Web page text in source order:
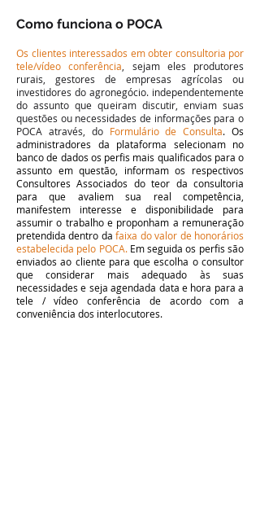
Como funciona o POCA
Os clientes interessados em obter consultoria por
tele/vídeo conferência , sejam eles produtores
rurais, gestores de empresas agrícolas ou
investidores do agronegócio. independentemente
do assunto que queiram discutir, enviam suas
questões ou necessidades de informações para o
POCA através, do Formulário de Consulta. Os
administradores da plataforma selecionam no
banco de dados os perfis mais qualificados para o
assunto em questão, informam os respectivos
Consultores Associados do teor da consultoria
para que avaliem sua real competência,
manifestem interesse e disponibilidade para
assumir o trabalho e proponham a remuneração
pretendida dentro dafaixa do valor de honorários
estabelecida pelo POCA. Em seguida os perfis são
enviados ao cliente para que escolha o consultor
que considerar mais adequado às suas
necessidades e seja agendada data e hora para a
tele / vídeo conferência de acordo com a
conveniência dos interlocutores.